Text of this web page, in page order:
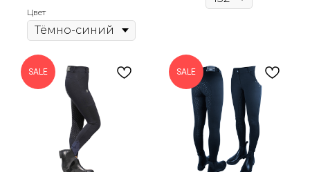
Цвет
SALE SALE